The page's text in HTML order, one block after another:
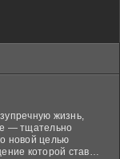
жизнь,
— тщательно
новой целью
которой ставит